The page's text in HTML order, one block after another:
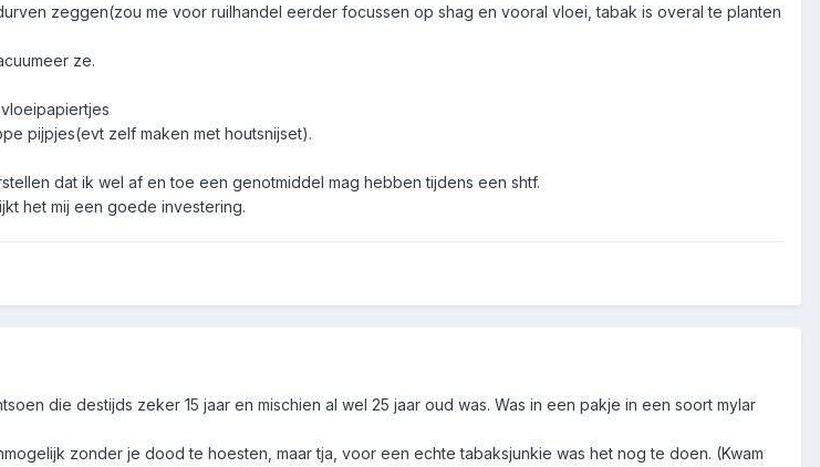
zeggen(zou me voor ruilhandel eerder focussen op shag en vooral vloei, tabak is overal te planten
ze.
pijpjes(evt zelf maken met houtsnijset).
dat ik wel af en toe een genotmiddel mag hebben tijdens een shtf.
het mij een goede investering.
die destijds zeker 15 jaar en mischien al wel 25 jaar oud was. Was in een pakje in een soort mylar
zonder je dood te hoesten, maar tja, voor een echte tabaksjunkie was het nog te doen. (Kwam